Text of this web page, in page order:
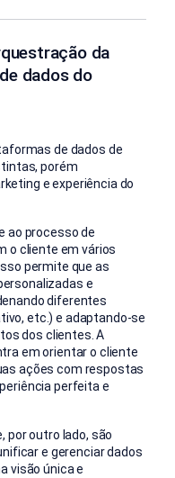
da
dados do
de dados de
porém
e experiência do
ao processo de
o cliente em vários
permite que as
e
diferentes
etc.) e adaptando-se
dos clientes. A
em orientar o cliente
ações com respostas
perfeita e
por outro lado, são
e gerenciar dados
visão única e